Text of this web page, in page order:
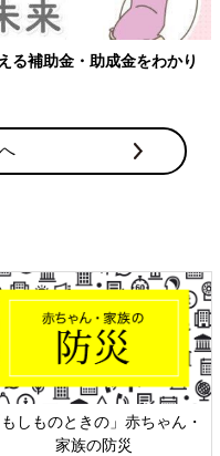
る補助金・助成金をわかり
もしものときの」赤ちゃん・
家族の防災